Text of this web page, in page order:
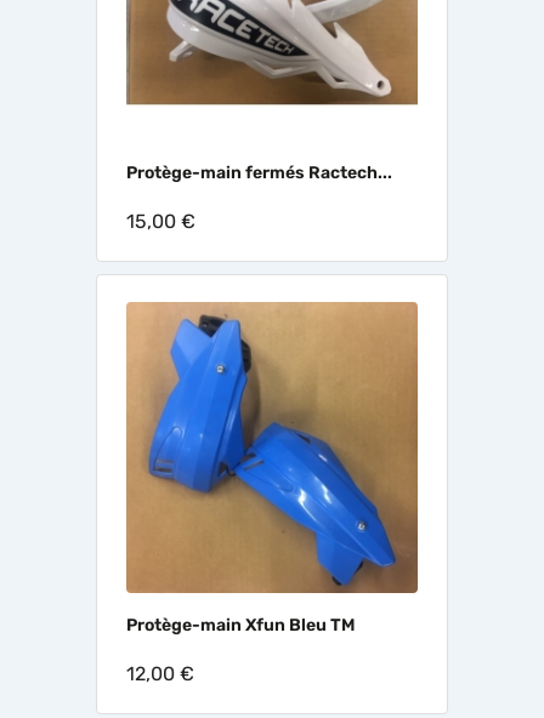
Protège-main fermés Ractech...
15,00 €
Protège-main Xfun Bleu TM
12,00 €